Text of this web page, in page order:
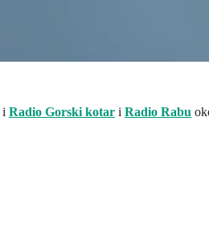
i Radio Gorski kotar i Radio Rabu